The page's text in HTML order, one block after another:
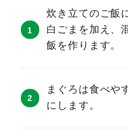
炊き立てのご飯
白ごまを加え、
飯を作ります。
まぐろは食べや
にします。